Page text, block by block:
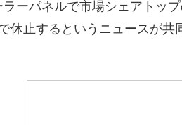
ーパネルで市場シェアトッ
休止するというニュースが